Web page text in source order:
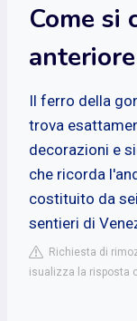
Come si
Il ferro della
trova
decorazioni e
che ricorda
costituito da
sentieri di
Richiesta di
isualizza la risposta